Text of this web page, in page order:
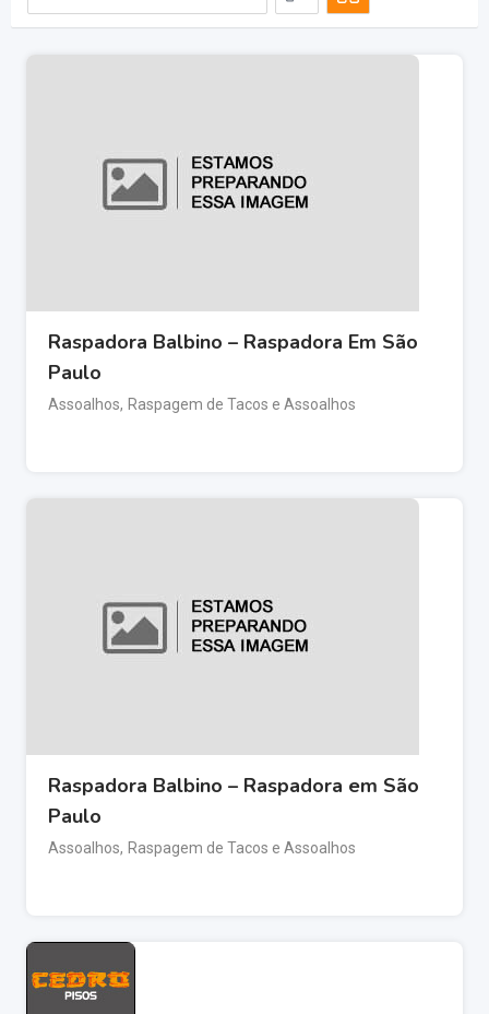
Raspadora Balbino – Raspadora Em São
Paulo
Assoalhos, Raspagem de Tacos e Assoalhos
Raspadora Balbino – Raspadora em São
Paulo
Assoalhos, Raspagem de Tacos e Assoalhos